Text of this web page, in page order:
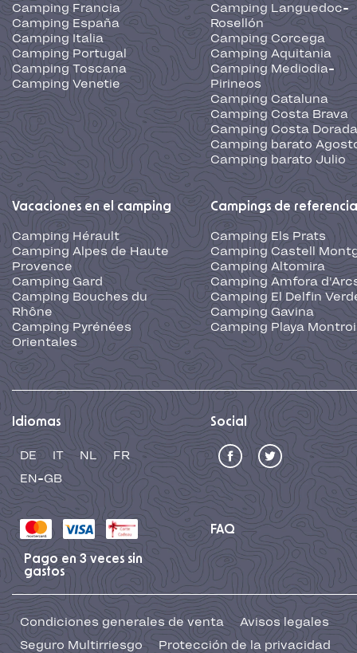
Camping Francia
Camping España
Camping Italia
Camping Portugal
Camping Toscana
Camping Venetie
Camping Languedoc-
Rosellón
Camping Corcega
Camping Aquitania
Camping Mediodia-
Pirineos
Camping Cataluna
Camping Costa Brava
Camping Costa Dorada
Camping barato
Camping barato Julio
Vacaciones en el camping
Camping Hérault
Camping Alpes de Haute
Provence
Camping Gard
Camping Bouches du
Rhône
Camping Pyrénées
Orientales
Campings de referencia
Camping Els Prats
Camping Castell
Camping Altomira
Camping Amfora
Camping El Delfin
Camping Gavina
Camping Playa
Idiomas
DE IT NL
FR
EN-GB
Social
FAQ
Pago en 3 veces sin
gastos
Condiciones generales de venta
Avisos legales
Seguro Multirriesgo
Protección de la privacidad